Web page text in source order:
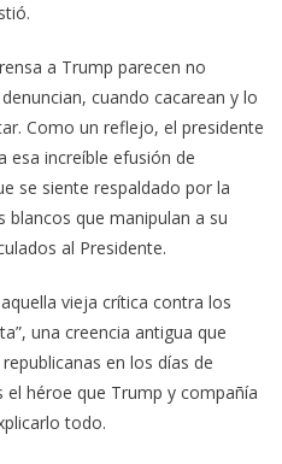
a Trump parecen no
cuando cacarean y lo
Como un reflejo, el presidente
esa increíble efusión de
se siente respaldado por la
blancos que manipulan a su
al Presidente.
vieja crítica contra los
una creencia antigua que
en los días de
héroe que Trump y compañía
todo.